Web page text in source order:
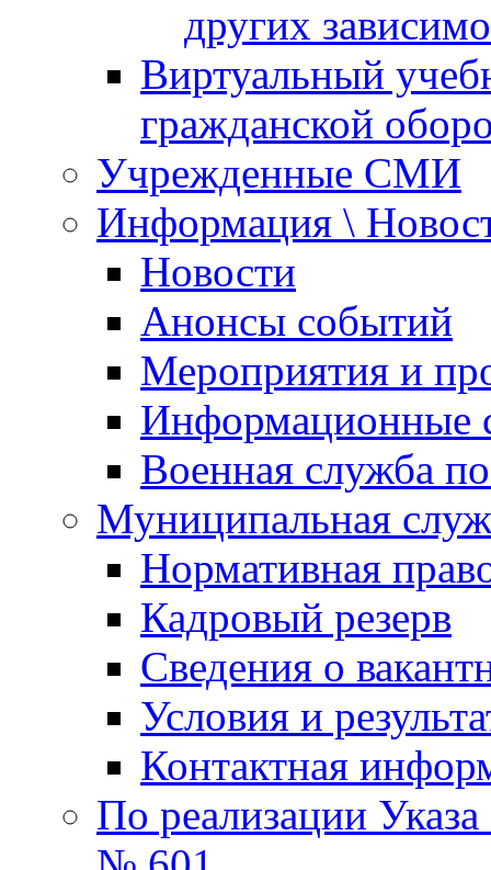
других
Виртуальный
гражданской
Учрежденные СМИ
Информация \
Новости
Анонсы событий
Мероприятия и
Информационные
Военная служба
Муниципальная
Нормативная
Кадровый резерв
Сведения о
Условия и
Контактная
По реализации